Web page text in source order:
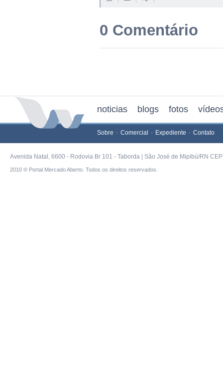
0 Comentário
noticias blogs fotos
Sobre Comercial Expediente Contato
Avenida Natal, 6600 - Rodovia Br 101 - Taborda | São José de Mipibú/RN
2010 ® Portal Mercado Aberto. Todos os direitos reservados.